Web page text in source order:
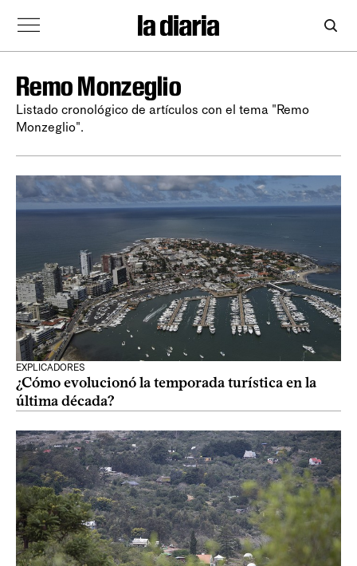
Remo Monzeglio
Listado cronológico de artículos con el tema "Remo
Monzeglio".
EXPLICADORES
¿Cómo evolucionó la temporada turística en la
última década?